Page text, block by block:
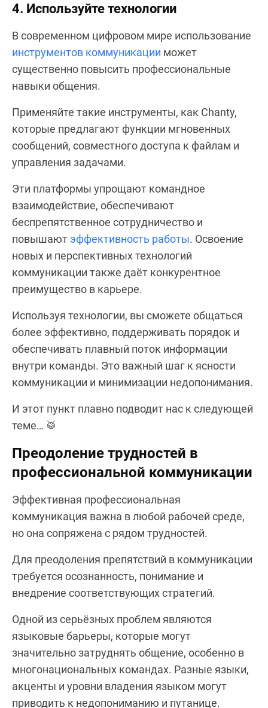
4. Используйте технологии
В современном цифровом мире использование
инструментов коммуникации может
существенно повысить профессиональные
навыки общения.
Применяйте такие инструменты, как Chanty,
которые предлагают функции мгновенных
сообщений, совместного доступа к файлам и
управления задачами.
Эти платформы упрощают командное
взаимодействие, обеспечивают
беспрепятственное сотрудничество и
повышают эффективность работы. Освоение
новых и перспективных технологий
коммуникации также даёт конкурентное
преимущество в карьере.
Используя технологии, вы сможете общаться
более эффективно, поддерживать порядок и
обеспечивать плавный поток информации
внутри команды. Это важный шаг к ясности
коммуникации и минимизации недопонимания.
И этот пункт плавно подводит нас к следующей
теме… 🥁
Преодоление трудностей в
профессиональной коммуникации
Эффективная профессиональная
коммуникация важна в любой рабочей среде,
но она сопряжена с рядом трудностей.
Для преодоления препятствий в коммуникации
требуется осознанность, понимание и
внедрение соответствующих стратегий.
Одной из серьёзных проблем являются
языковые барьеры, которые могут
значительно затруднять общение, особенно в
многонациональных командах. Разные языки,
акценты и уровни владения языком могут
приводить к недопониманию и путанице.